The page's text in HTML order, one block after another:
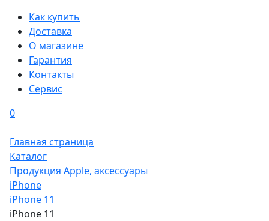
Как купить
Доставка
О магазине
Гарантия
Контакты
Сервис
0
Главная страница
Каталог
Продукция Apple, аксессуары
iPhone
iPhone 11
iPhone 11